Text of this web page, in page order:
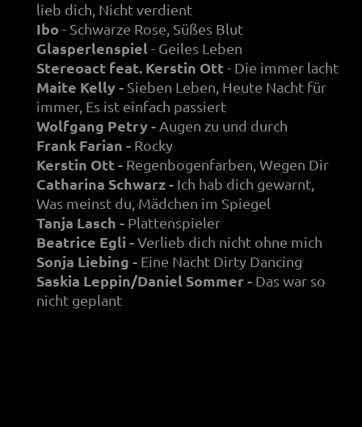
lieb dich, Nicht verdient
Ibo - Schwarze Rose, Süßes Blut
Glasperlenspiel- Geiles Leben
Stereoact feat. Kerstin Ott- Die immer lacht
Maite Kelly - Sieben Leben, Heute Nacht für
immer, Es ist einfach passiert
Wolfgang Petry -Augen zu und durch
Frank Farian - Rocky
Kerstin Ott - Regenbogenfarben, Wegen Dir
Catharina Schwarz - Ich hab dich gewarnt,
Was meinst du, Mädchen im Spiegel
Tanja Lasch - Plattenspieler
Beatrice Egli -Verlieb dich nicht ohne mich
Sonja Liebing - Eine Nacht Dirty Dancing
Saskia Leppin/Daniel Sommer - Das war so
nicht geplant